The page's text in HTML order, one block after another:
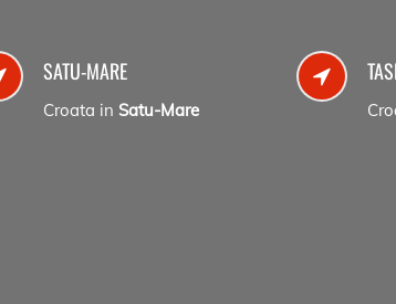
SATU-MARE
Croata in Satu-Mare